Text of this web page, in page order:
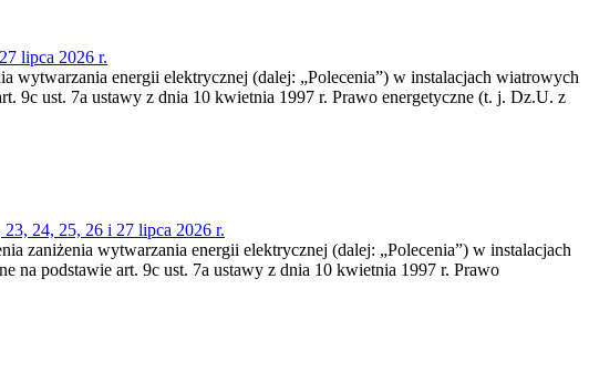
lipca 2026 r.
wytwarzania energii elektrycznej (dalej: „Polecenia”) w instalacjach wiatrowych
9c ust. 7a ustawy z dnia 10 kwietnia 1997 r. Prawo energetyczne (t. j. Dz.U. z
24, 25, 26 i 27 lipca 2026 r.
zaniżenia wytwarzania energii elektrycznej (dalej: „Polecenia”) w instalacjach
na podstawie art. 9c ust. 7a ustawy z dnia 10 kwietnia 1997 r. Prawo